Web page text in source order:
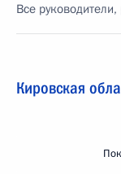
Все
Кировская